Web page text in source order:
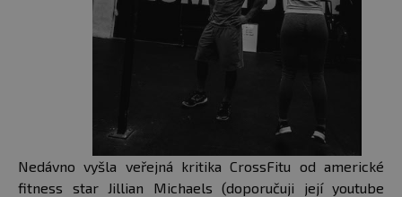
Nedávno vyšla veřejná kritika CrossFitu od americké
fitness star Jillian Michaels (doporučuji její youtube